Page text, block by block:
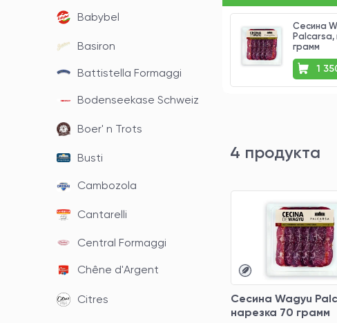
Babybel
Basiron
Battistella Formaggi
Bodenseekase Schweiz
Boer' n Trots
Busti
Cambozola
Cantarelli
Central Formaggi
Chêne d'Argent
Citres
грамм
950 ₽
Сесина
Palcarsa,
грамм
1
4 продукта
Сесина Wagyu
нарезка 70 грамм